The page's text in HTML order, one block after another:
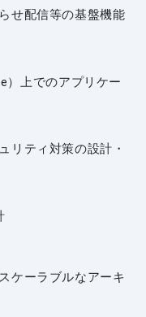
せ配信等の基盤機能
）上でのアプリケー
リティ対策の設計・
ケーラブルなアーキ